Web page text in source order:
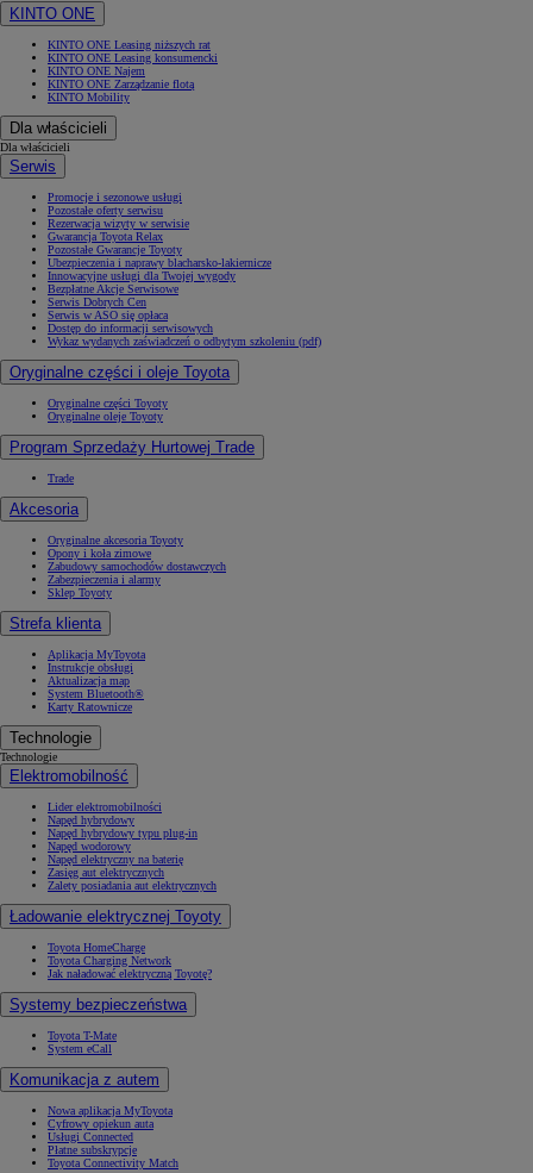
KINTO ONE
KINTO ONE Leasing niższych rat
KINTO ONE Leasing konsumencki
KINTO ONE Najem
KINTO ONE Zarządzanie flotą
KINTO Mobility
Dla właścicieli
Dla właścicieli
Serwis
Promocje i sezonowe usługi
Pozostałe oferty serwisu
Rezerwacja wizyty w serwisie
Gwarancja Toyota Relax
Pozostałe Gwarancje Toyoty
Ubezpieczenia i naprawy blacharsko-lakiernicze
Innowacyjne usługi dla Twojej wygody
Bezpłatne Akcje Serwisowe
Serwis Dobrych Cen
Serwis w ASO się opłaca
Dostęp do informacji serwisowych
Wykaz wydanych zaświadczeń o odbytym szkoleniu (pdf)
Oryginalne części i oleje Toyota
Oryginalne części Toyoty
Oryginalne oleje Toyoty
Program Sprzedaży Hurtowej Trade
Trade
Akcesoria
Oryginalne akcesoria Toyoty
Opony i koła zimowe
Zabudowy samochodów dostawczych
Zabezpieczenia i alarmy
Sklep Toyoty
Strefa klienta
Aplikacja MyToyota
Instrukcje obsługi
Aktualizacja map
System Bluetooth®
Karty Ratownicze
Technologie
Technologie
Elektromobilność
Lider elektromobilności
Napęd hybrydowy
Napęd hybrydowy typu plug-in
Napęd wodorowy
Napęd elektryczny na baterię
Zasięg aut elektrycznych
Zalety posiadania aut elektrycznych
Ładowanie elektrycznej Toyoty
Toyota HomeCharge
Toyota Charging Network
Jak naładować elektryczną Toyotę?
Systemy bezpieczeństwa
Toyota T-Mate
System eCall
Komunikacja z autem
Nowa aplikacja MyToyota
Cyfrowy opiekun auta
Usługi Connected
Płatne subskrypcje
Toyota Connectivity Match